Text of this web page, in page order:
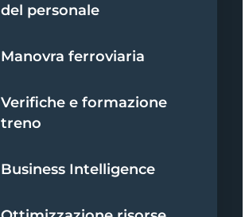
del personale
Manovra ferroviaria
Verifiche e formazione
treno
Business Intelligence